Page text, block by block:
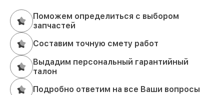
Поможем определиться с выбором
запчастей
Составим точную смету работ
Выдадим персональный гарантийный
талон
Подробно ответим на все Ваши вопросы